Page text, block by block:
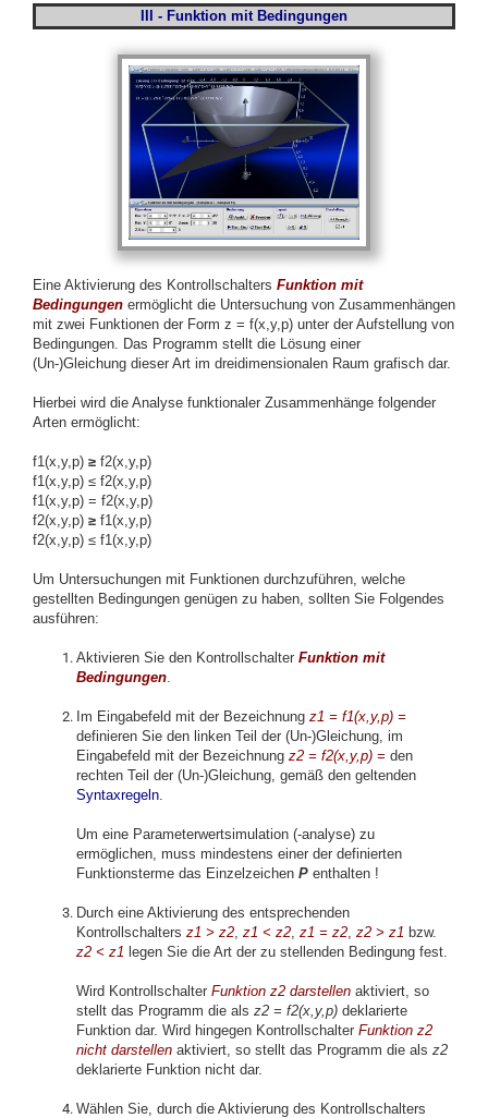
III - Funktion mit Bedingungen
Eine Aktivierung des Kontrollschalters Funktion mit
Bedingungen ermöglicht die Untersuchung von Zusammenhängen
mit zwei Funktionen der Form z = f(x,y,p) unter der Aufstellung von
Bedingungen. Das Programm stellt die Lösung einer
(Un-)Gleichung dieser Art im dreidimensionalen Raum grafisch dar.
Hierbei wird die Analyse funktionaler Zusammenhänge folgender
Arten ermöglicht:
f1(x,y,p) ≥ f2(x,y,p)
f1(x,y,p) ≤ f2(x,y,p)
f1(x,y,p) = f2(x,y,p)
f2(x,y,p) ≥ f1(x,y,p)
f2(x,y,p) ≤ f1(x,y,p)
Um Untersuchungen mit Funktionen durchzuführen, welche
gestellten Bedingungen genügen zu haben, sollten Sie Folgendes
ausführen:
Aktivieren Sie den Kontrollschalter Funktion mit
Bedingungen
Im Eingabefeld mit der Bezeichnung z1 = f1(x,y,p) =
definieren Sie den linken Teil der (Un-)Gleichung, im
Eingabefeld mit der Bezeichnung z2 = f2(x,y,p) = den
rechten Teil der (Un-)Gleichung, gemäß den geltenden
Syntaxregeln
Um eine Parameterwertsimulation (-analyse) zu
ermöglichen, muss mindestens einer der definierten
Funktionsterme das Einzelzeichen P enthalten !
Durch eine Aktivierung des entsprechenden
Kontrollschalters z1 > z2 z1 < z2 z1 = z2 z2 > z1 bzw.
z2 < z1 legen Sie die Art der zu stellenden Bedingung fest.
Wird Kontrollschalter Funktion z2 darstellen aktiviert, so
stellt das Programm die als z2 = f2(x,y,p) deklarierte
Funktion dar. Wird hingegen Kontrollschalter Funktion z2
nicht darstellen aktiviert, so stellt das Programm die als z2
deklarierte Funktion nicht dar.
Wählen Sie, durch die Aktivierung des Kontrollschalters